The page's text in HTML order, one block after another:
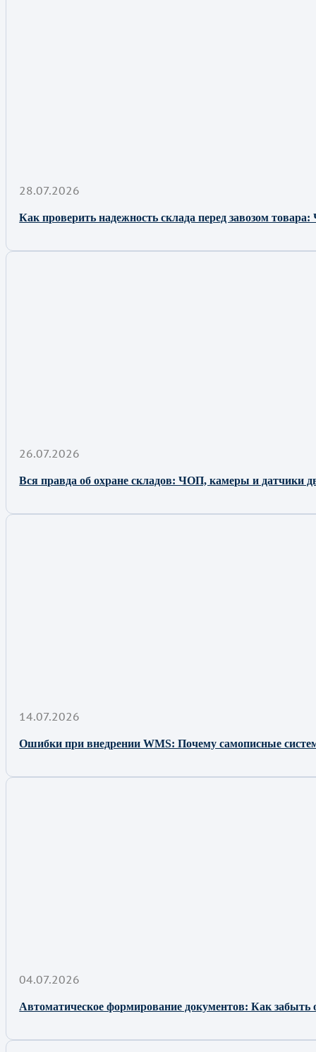
28.07.2026
Как проверить надежность склада перед завозом товара:
26.07.2026
Вся правда об охране складов: ЧОП, камеры и датчики
14.07.2026
Ошибки при внедрении WMS: Почему самописные
04.07.2026
Автоматическое формирование документов: Как забыть